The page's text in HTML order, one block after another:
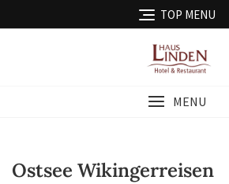
to
TOP MENU
MENU
Ostsee Wikingerreisen